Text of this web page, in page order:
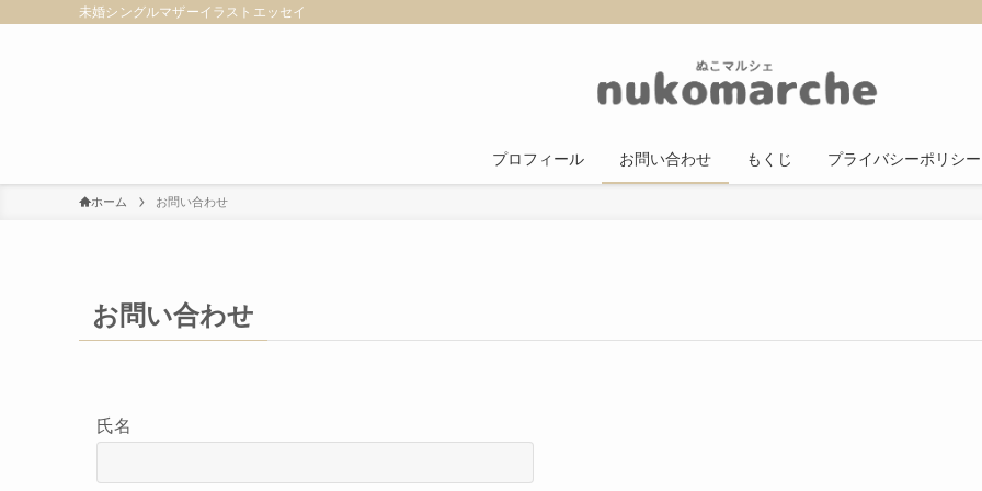
未婚シングルマザーイラストエッセイ
プロフィール お問い合わせ もくじ プライバシーポリシー
ホーム お問い合わせ
お問い合わせ
氏名